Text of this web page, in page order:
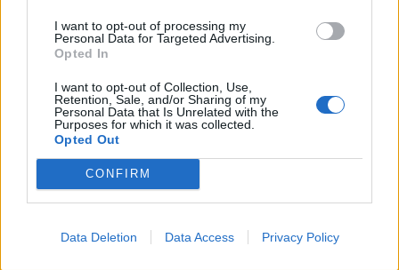
I want to opt-out of processing my
Personal Data for Targeted Advertising.
Opted In
I want to opt-out of Collection, Use,
Retention, Sale, and/or Sharing of my
Personal Data that Is Unrelated with the
Purposes for which it was collected.
Opted Out
CONFIRM
Data Deletion Data Access Privacy Policy
Dodaj komentarz
Komentarz